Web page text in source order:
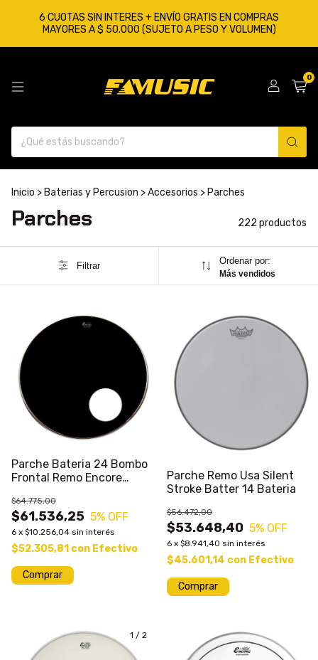
6 CUOTAS SIN INTERES + ENVÍO GRATIS EN COMPRAS
MAYORES A $ 50.000 (SUJETO A PESO Y VOLUMEN)
0
Inicio > Baterias y Percusion >Accesorios > Parches
Parches 222 productos
Filtrar Ordenar por:
Más vendidos
Parche Bateria 24 Bombo
Frontal Remo Encore
$61.536,25
$64.775,00
5% OFF
6 x $10.256,04 sin interés
$52.305,81 con Efectivo
Parche Remo Usa Silent
Stroke Batter 14 Bateria
$53.648,40
$56.472,00
5% OFF
6 x $8.941,40 sin interés
$45.601,14 con Efectivo
1 / 2